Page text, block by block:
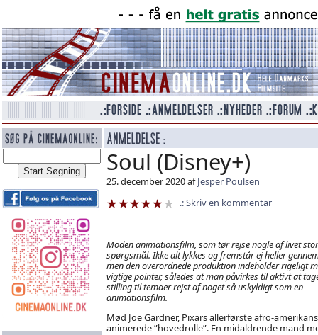
Soul (Disney+)
25. december 2020 afJesper Poulsen
Skriv en kommentar
Moden animationsfilm, som tør rejse nogle af livet
spørgsmål. Ikke alt lykkes og fremstår ej heller
men den overordnede produktion indeholder rigeligt
vigtige pointer, således at man påvirkes til aktivt at
stilling til temaer rejst af noget så uskyldigt som en
animationsfilm.
Mød Joe Gardner, Pixars allerførste afro-
animerede ”hovedrolle”. En midaldrende mand